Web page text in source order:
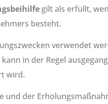
gilt als erfüllt,
besteht.
verwendet
in der Regel
wird.
und der